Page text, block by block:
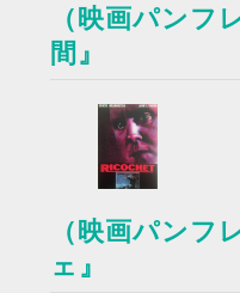
（映画パンフ
間』
（映画パンフ
ェ』